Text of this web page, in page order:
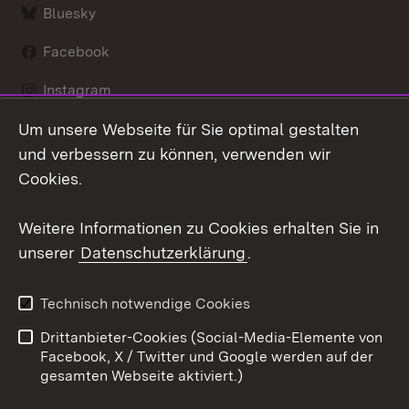
Bluesky
Facebook
Instagram
LinkedIn
Datenschutz
Barrierefreiheit
Impressum
Cookies
Um unsere Webseite für Sie optimal gestalten
und verbessern zu können, verwenden wir
Cookies.
Weitere Informationen zu Cookies erhalten Sie in
unserer Datenschutzerklärung.
Technisch notwendige Cookies
Drittanbieter-Cookies (Social-Media-Elemente von
Facebook, X / Twitter und Google werden auf der
gesamten Webseite aktiviert.)